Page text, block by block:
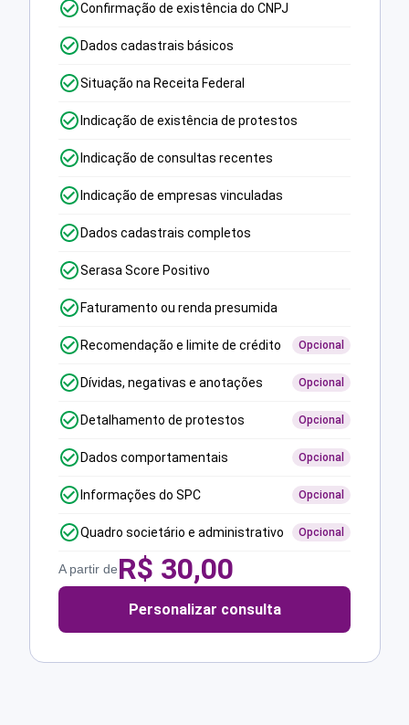
Confirmação de existência do CNPJ
Dados cadastrais básicos
Situação na Receita Federal
Indicação de existência de protestos
Indicação de consultas recentes
Indicação de empresas vinculadas
Dados cadastrais completos
Serasa Score Positivo
Faturamento ou renda presumida
Recomendação e limite de crédito Opcional
Dívidas, negativas e anotações Opcional
Detalhamento de protestos Opcional
Dados comportamentais Opcional
Informações do SPC Opcional
Quadro societário e administrativo Opcional
A partir deR$ 30,00
Personalizar consulta